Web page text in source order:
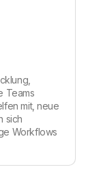
Teams
mit, neue
sich
Workflows